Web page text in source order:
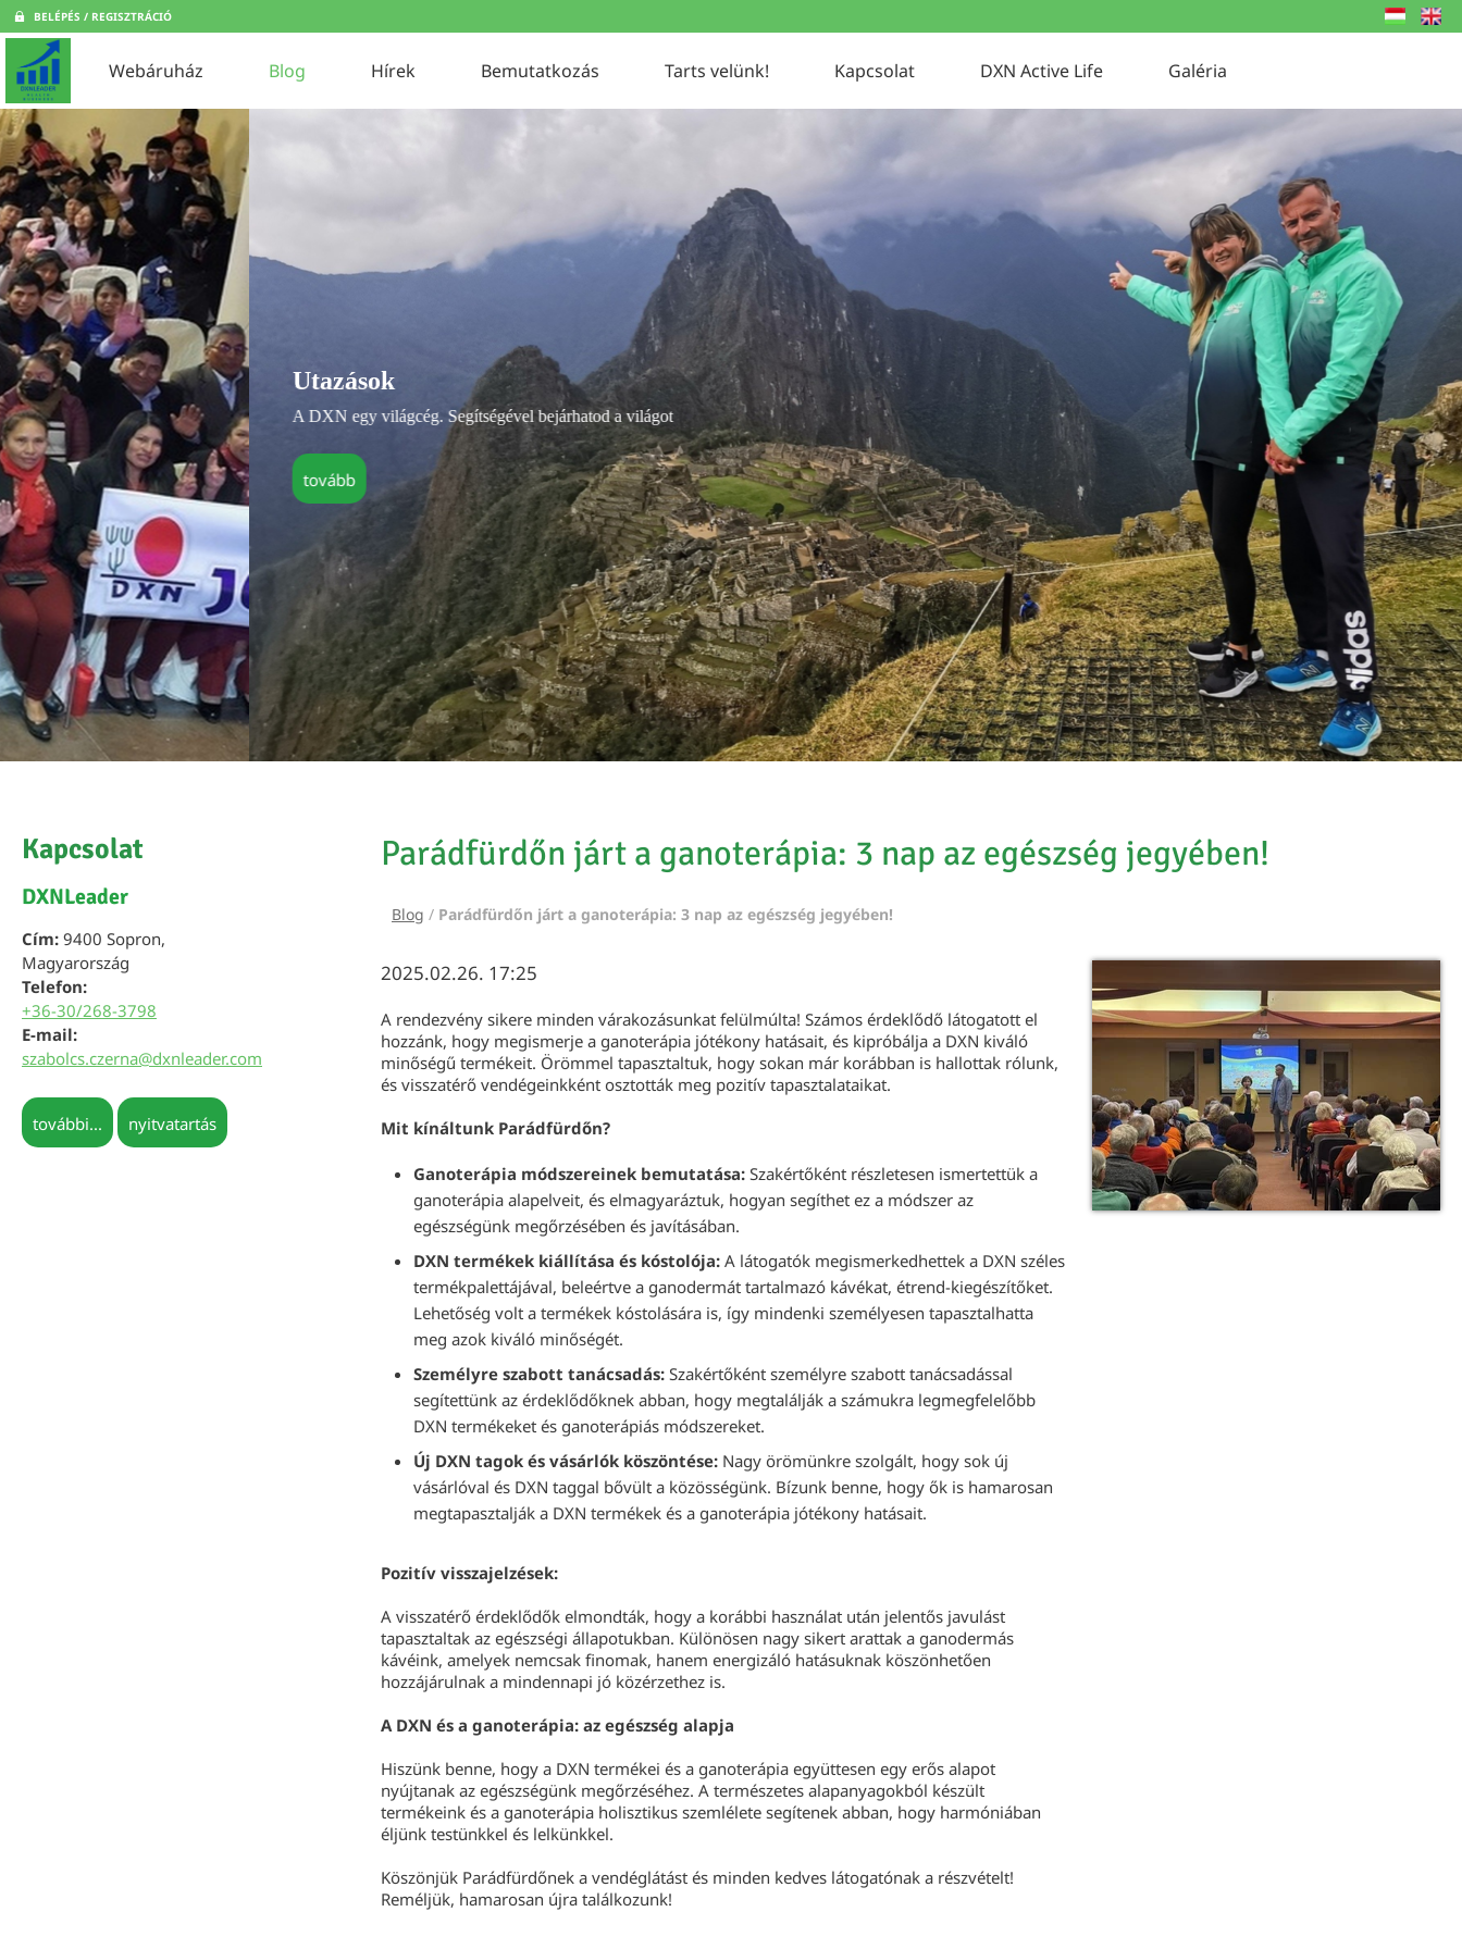
BELÉPÉS / REGISZTRÁCIÓ
Webáruház Blog Hírek Bemutatkozás Tarts velünk! Kapcsolat DXN Active Life Galéria
Utazások
A DXN egy világcég. Segítségével bejárhatod a világot
tovább
Kapcsolat
DXNLeader
Cím: 9400 Sopron,
Magyarország
Telefon:
+36-30/268-3798
E-mail:
szabolcs.czerna@dxnleader.com
további... nyitvatartás
Parádfürdőn járt a ganoterápia: 3 nap az egészség jegyében!
Blog / Parádfürdőn járt a ganoterápia: 3 nap az egészség jegyében!
2025.02.26. 17:25
A rendezvény sikere minden várakozásunkat felülmúlta! Számos érdeklődő látogatott el
hozzánk, hogy megismerje a ganoterápia jótékony hatásait, és kipróbálja a DXN kiváló
minőségű termékeit. Örömmel tapasztaltuk, hogy sokan már korábban is hallottak rólunk,
és visszatérő vendégeinkként osztották meg pozitív tapasztalataikat.
Mit kínáltunk Parádfürdőn?
Ganoterápia módszereinek bemutatása: Szakértőként részletesen ismertettük a
ganoterápia alapelveit, és elmagyaráztuk, hogyan segíthet ez a módszer az
egészségünk megőrzésében és javításában.
DXN termékek kiállítása és kóstolója: A látogatók megismerkedhettek a DXN széles
termékpalettájával, beleértve a ganodermát tartalmazó kávékat, étrend-kiegészítőket.
Lehetőség volt a termékek kóstolására is, így mindenki személyesen tapasztalhatta
meg azok kiváló minőségét.
Személyre szabott tanácsadás: Szakértőként személyre szabott tanácsadással
segítettünk az érdeklődőknek abban, hogy megtalálják a számukra legmegfelelőbb
DXN termékeket és ganoterápiás módszereket.
Új DXN tagok és vásárlók köszöntése: Nagy örömünkre szolgált, hogy sok új
vásárlóval és DXN taggal bővült a közösségünk. Bízunk benne, hogy ők is hamarosan
megtapasztalják a DXN termékek és a ganoterápia jótékony hatásait.
Pozitív visszajelzések:
A visszatérő érdeklődők elmondták, hogy a korábbi használat után jelentős javulást
tapasztaltak az egészségi állapotukban. Különösen nagy sikert arattak a ganodermás
kávéink, amelyek nemcsak finomak, hanem energizáló hatásuknak köszönhetően
hozzájárulnak a mindennapi jó közérzethez is.
A DXN és a ganoterápia: az egészség alapja
Hiszünk benne, hogy a DXN termékei és a ganoterápia együttesen egy erős alapot
nyújtanak az egészségünk megőrzéséhez. A természetes alapanyagokból készült
termékeink és a ganoterápia holisztikus szemlélete segítenek abban, hogy harmóniában
éljünk testünkkel és lelkünkkel.
Köszönjük Parádfürdőnek a vendéglátást és minden kedves látogatónak a részvételt!
Reméljük, hamarosan újra találkozunk!